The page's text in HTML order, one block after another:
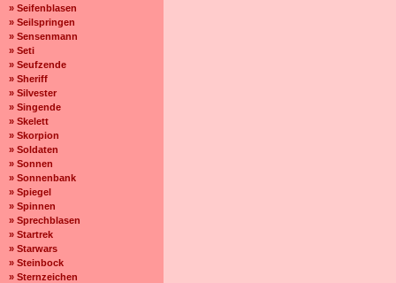
» Seifenblasen
» Seilspringen
» Sensenmann
» Seti
» Seufzende
» Sheriff
» Silvester
» Singende
» Skelett
» Skorpion
» Soldaten
» Sonnen
» Sonnenbank
» Spiegel
» Spinnen
» Sprechblasen
» Startrek
» Starwars
» Steinbock
» Sternzeichen